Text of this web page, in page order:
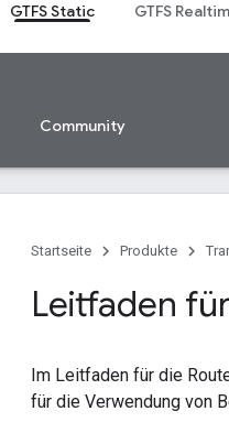
GTFS Static GTFS
Community
Startseite Produkte
Leitfaden
Im Leitfaden für die
für die Verwendung von